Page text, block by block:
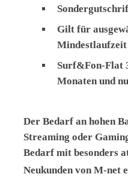
Gilt für
Surf&Fon-Flat
Monaten und
Der Bedarf an hohen
Streaming oder
Bedarf mit besonders
Neukunden von M-net